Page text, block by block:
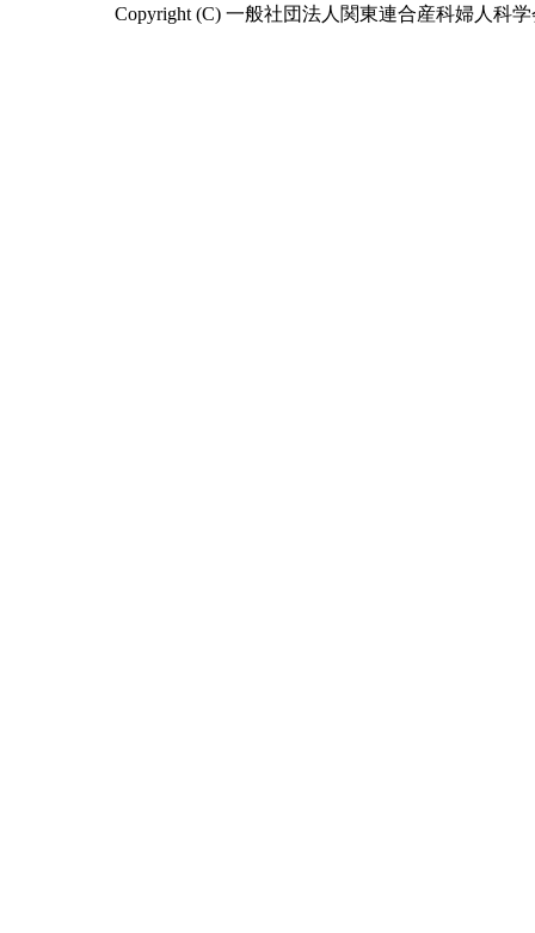
Copyright (C) 一般社団法人関東連合産科婦人科